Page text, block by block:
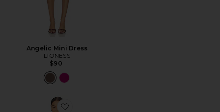
Angelic Mini Dress
LIONESS
$90